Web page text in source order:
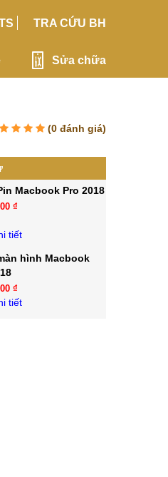
TRA CỨU BH
Sửa chữa
(0 đánh giá)
Macbook Pro 2018
₫
tiết
hình Macbook
₫
tiết